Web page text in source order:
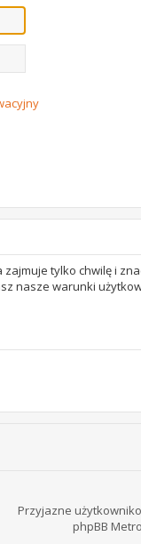
tylko chwilę i
nasze warunki
Przyjazne
phpBB